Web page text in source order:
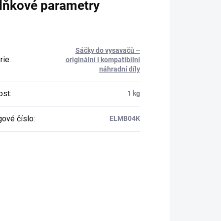
parametry
:
Sáčky do vysavačů –
originální i kompatibilní
náhradní díly
: 1 kg
číslo: ELMB04K